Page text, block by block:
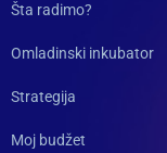
Šta radimo?
Omladinski inkubator
Strategija
Moj budžet